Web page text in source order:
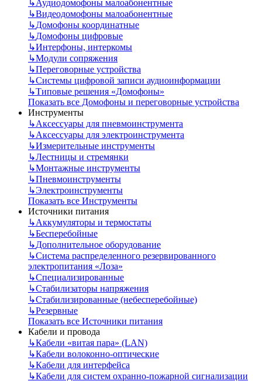
↳Аудиодомофоны малоабонентные
↳Видеодомофоны малоабонентные
↳Домофоны координатные
↳Домофоны цифровые
↳Интерфоны, интеркомы
↳Модули сопряжения
↳Переговорные устройства
↳Системы цифровой записи аудиоинформации
↳Типовые решения «Домофоны»
Показать все Домофоны и переговорные устройства
Инструменты
↳Аксессуары для пневмоинструмента
↳Аксессуары для электроинструмента
↳Измерительные инструменты
↳Лестницы и стремянки
↳Монтажные инструменты
↳Пневмоинструменты
↳Электроинструменты
Показать все Инструменты
Источники питания
↳Аккумуляторы и термостаты
↳Бесперебойные
↳Дополнительное оборудование
↳Система распределенного резервированного
электропитания «Лоза»
↳Специализированные
↳Стабилизаторы напряжения
↳Стабилизированные (небесперебойные)
↳Резервные
Показать все Источники питания
Кабели и провода
↳Кабели «витая пара» (LAN)
↳Кабели волоконно-оптические
↳Кабели для интерфейса
↳Кабели для систем охранно-пожарной сигнализации